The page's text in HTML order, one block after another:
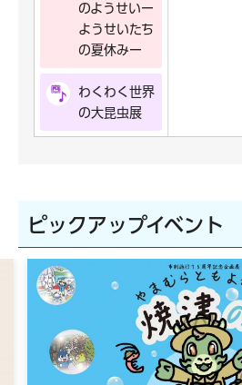
のようせいー
ようせいたち
の夏休みー
わくわく世界
の大昆虫展
ピックアップイベント